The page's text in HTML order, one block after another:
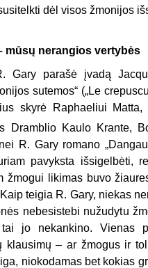
dėl visos žmonijos
mūsų nerangios vertybės
Gary parašė įvadą
sutemos“ („Le
skyrė Raphaeliui Matta,
Dramblio Kaulo Krante,
R. Gary romano
pavyksta išsigelbėti,
žmogui likimas buvo
teigia R. Gary, niekas
nebesistebi nužudytu
jo nekankino. Vienas
klausimų – ar žmogus ir
niokodamas bet kokias